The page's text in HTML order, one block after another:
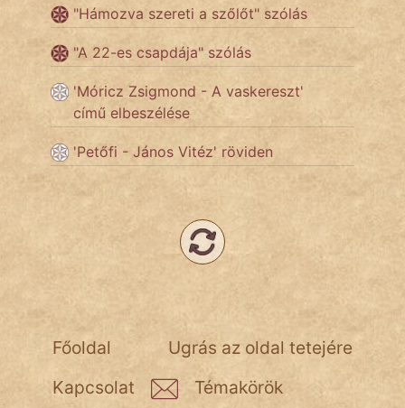
Hunor
Jób Gedeon
Láron Ádám
vörös ördög
NapHold
pszichopati
szegény legény
"Hámozva szereti a szőlőt" szólás
"A 22-es csapdája" szólás
'Móricz Zsigmond - A vaskereszt'
című elbeszélése
'Petőfi - János Vitéz' röviden
Ugrás az oldal tetejére
Főoldal
Kapcsolat
Témakörök